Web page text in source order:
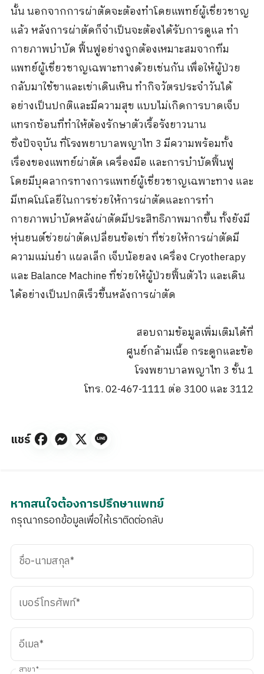
นั้น นอกจากการผ่าตัดจะต้องทำโดยแพทย์ผู้เชี่ยวชาญ
แล้ว หลังการผ่าตัดก็จำเป็นจะต้องได้รับการดูแล ทำ
กายภาพบำบัด ฟื้นฟูอย่างถูกต้องเหมาะสมจากทีม
แพทย์ผู้เชี่ยวชาญเฉพาะทางด้วยเช่นกัน เพื่อให้ผู้ป่วย
กลับมาใช้ขาและเข่าเดินเหิน ทำกิจวัตรประจำวันได้
อย่างเป็นปกติและมีความสุข แบบไม่เกิดการบาดเจ็บ
แทรกซ้อนที่ทำให้ต้องรักษาตัวเรื้อรังยาวนาน
ซึ่งปัจจุบัน ที่โรงพยาบาลพญาไท 3 มีความพร้อมทั้ง
เรื่องของแพทย์ผ่าตัด เครื่องมือ และการบำบัดฟื้นฟู
โดยมีบุคลากรทางการแพทย์ผู้เชี่ยวชาญเฉพาะทาง และ
มีเทคโนโลยีในการช่วยให้การผ่าตัดและการทำ
กายภาพบำบัดหลังผ่าตัดมีประสิทธิภาพมากขึ้น ทั้งยังมี
หุ่นยนต์ช่วยผ่าตัดเปลี่ยนข้อเข่า ที่ช่วยให้การผ่าตัดมี
ความแม่นยำ แผลเล็ก เจ็บน้อยลง เครื่อง Cryotherapy
และ Balance Machine ที่ช่วยให้ผู้ป่วยฟื้นตัวไว และเดิน
ได้อย่างเป็นปกติเร็วขึ้นหลังการผ่าตัด
สอบถามข้อมูลเพิ่มเติมได้ที่
ศูนย์กล้ามเนื้อ กระดูกและข้อ
โรงพยาบาลพญาไท 3 ชั้น 1
โทร. 02-467-1111 ต่อ 3100 และ 3112
แชร์
หากสนใจต้องการปรึกษาแพทย์
กรุณากรอกข้อมูลเพื่อให้เราติดต่อกลับ
ชื่อ-นามสกุล*
เบอร์โทรศัพท์*
อีเมล*
สาขา*